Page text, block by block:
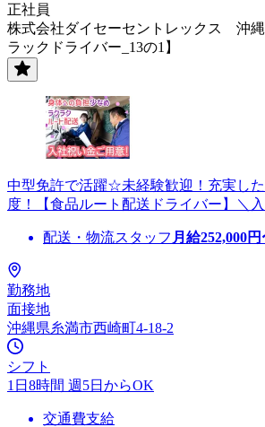
正社員
株式会社ダイセーセントレックス 沖縄
ラックドライバー_13の1】
中型免許で活躍☆未経験歓迎！充実し
度！【食品ルート配送ドライバー】＼
配送・物流スタッフ 月給252,000
勤務地
面接地
沖縄県糸満市西崎町4-18-2
シフト
1日8時間 週5日からOK
交通費支給